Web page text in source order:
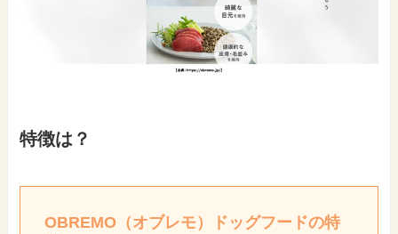
特徴は？
OBREMO（オブレモ）ドッグフードの特